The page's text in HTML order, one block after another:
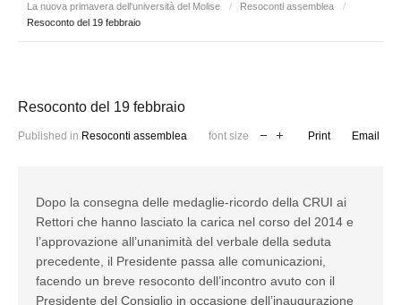
La nuova primavera dell'università del Molise / Resoconti assemblea
/
Resoconto del 19 febbraio
Resoconto del 19 febbraio
Published in Resoconti assemblea font size Print Email
Dopo la consegna delle medaglie-ricordo della CRUI ai
Rettori che hanno lasciato la carica nel corso del 2014 e
l’approvazione all’unanimità del verbale della seduta
precedente, il Presidente passa alle comunicazioni,
facendo un breve resoconto dell’incontro avuto con il
Presidente del Consiglio in occasione dell’inaugurazione